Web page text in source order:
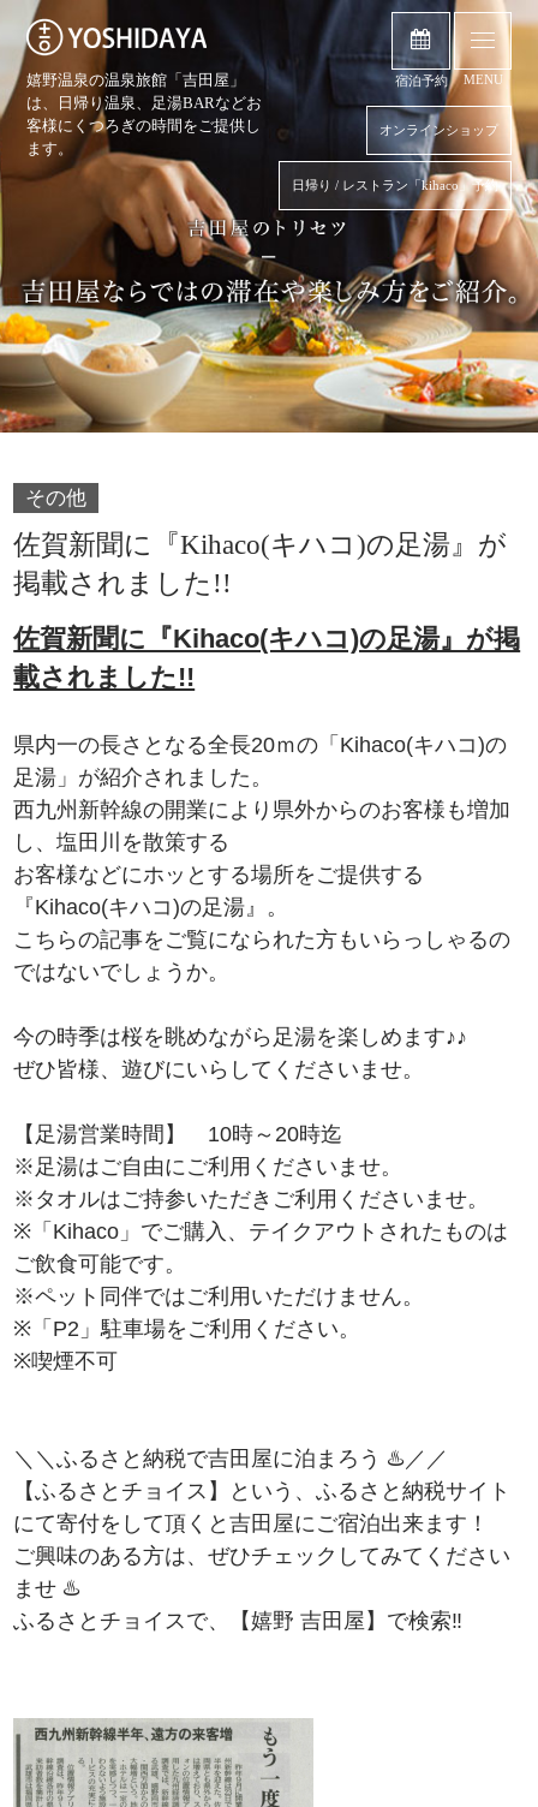
嬉野温泉の温泉旅館「吉田屋」
は、日帰り温泉、 足湯BARなどお
客様にくつろぎの時間をご提供し
ます。
オンラインショップ
日帰り / レストラン「kihaco」予約
宿泊予約 MENU
その他
佐賀新聞に『Kihaco(キハコ)の足湯』が
掲載されました!!
佐賀新聞に『Kihaco(キハコ)の足湯』が掲
載されました!!
県内一の長さとなる全長20ｍの「Kihaco(キハコ)の
足湯」が紹介されました。
西九州新幹線の開業により県外からのお客様も増加
し、塩田川を散策する
お客様などにホッとする場所をご提供する
『Kihaco(キハコ)の足湯』。
こちらの記事をご覧になられた方もいらっしゃるの
ではないでしょうか。
今の時季は桜を眺めながら足湯を楽しめます♪♪
ぜひ皆様、遊びにいらしてくださいませ。
【足湯営業時間】 10時～20時迄
※足湯はご自由にご利用くださいませ。
※タオルはご持参いただきご利用くださいませ。
※「Kihaco」でご購入、テイクアウトされたものは
ご飲食可能です。
※ペット同伴ではご利用いただけません。
※「P2」駐車場をご利用ください。
※喫煙不可
＼＼ふるさと納税で吉田屋に泊まろう ♨️／／
【ふるさとチョイス】という、ふるさと納税サイト
にて寄付をして頂くと吉田屋にご宿泊出来ます！
ご興味のある方は、ぜひチェックしてみてください
ませ ♨️
ふるさとチョイスで、【嬉野 吉田屋】で検索‼︎